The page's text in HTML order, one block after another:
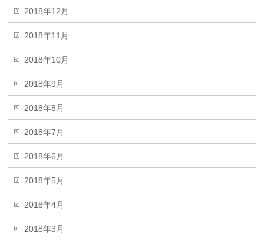
2018年12月
2018年11月
2018年10月
2018年9月
2018年8月
2018年7月
2018年6月
2018年5月
2018年4月
2018年3月